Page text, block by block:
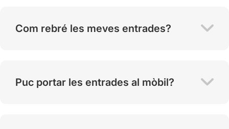
Com rebré les meves entrades?
Puc portar les entrades al mòbil?